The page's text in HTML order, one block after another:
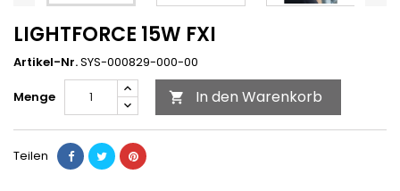
LIGHTFORCE 15W FXI
Artikel-Nr.SYS-000829-000-00
Menge  In den Warenkorb
Teilen